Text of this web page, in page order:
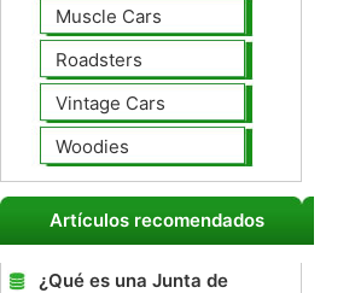
Muscle Cars
Roadsters
Vintage Cars
Woodies
Artículos recomendados
¿Qué es una Junta de